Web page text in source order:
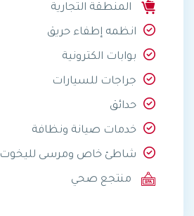
المنطقة التجارية
انظمه إطفاء حريق
بوابات الكترونية
جراجات للسيارات
حدائق
خدمات صيانة ونظافة
شاطئ خاص ومرسى لليخوت
منتجع صحي